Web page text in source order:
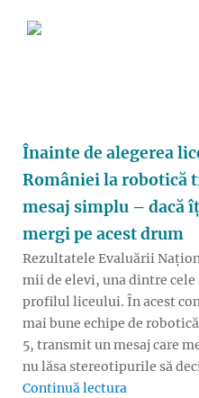
Înainte de alegerea
României la robotică
mesaj simplu – dacă
mergi pe acest drum
Rezultatele Evaluării
mii de elevi, una dintre
profilul liceului. În acest
mai bune echipe de
5, transmit un mesaj care
nu lăsa stereotipurile să
Continuă lectura